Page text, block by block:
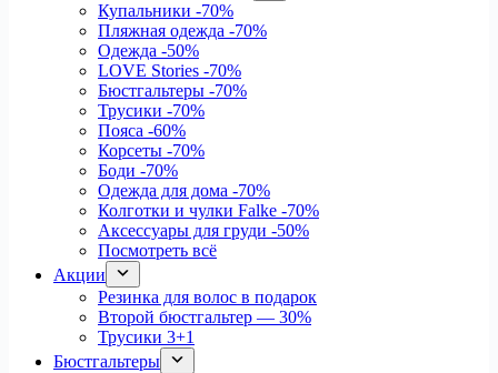
Купальники -70%
Пляжная одежда -70%
Одежда -50%
LOVE Stories -70%
Бюстгальтеры -70%
Трусики -70%
Пояса -60%
Корсеты -70%
Боди -70%
Одежда для дома -70%
Колготки и чулки Falke -70%
Аксессуары для груди -50%
Посмотреть всё
Акции
Резинка для волос в подарок
Второй бюстгальтер — 30%
Трусики 3+1
Бюстгальтеры